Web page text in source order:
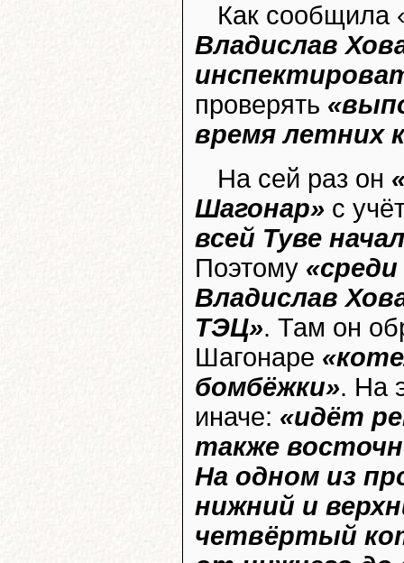
Как
Владислав
проверять
время летних
На сей раз он
Шагонар» с
всей Туве
Поэтому
Владислав
ТЭЦ». Там он
Шагонаре
бомбёжки». На
иначе: «идёт
также
На одном из
нижний и
четвёртый